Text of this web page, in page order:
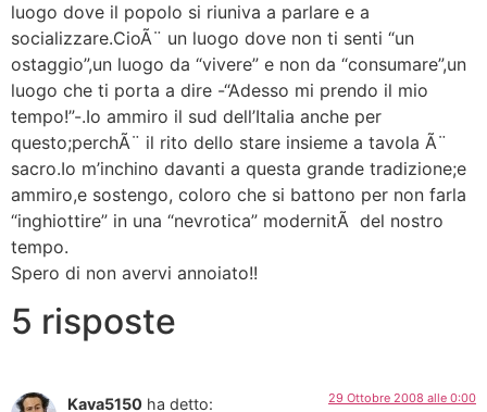
luogo dove il popolo si riuniva a parlare e a
socializzare.CioÃ¨ un luogo dove non ti senti “un
ostaggio”,un luogo da “vivere” e non da “consumare”,un
luogo che ti porta a dire -“Adesso mi prendo il mio
tempo!”-.Io ammiro il sud dell’Italia anche per
questo;perchÃ¨ il rito dello stare insieme a tavola Ã¨
sacro.Io m’inchino davanti a questa grande tradizione;e
ammiro,e sostengo, coloro che si battono per non farla
“inghiottire” in una “nevrotica” modernitÃ del nostro
tempo.
Spero di non avervi annoiato!!
5 risposte
Kava5150 ha detto: 29 Ottobre 2008 alle 0:00